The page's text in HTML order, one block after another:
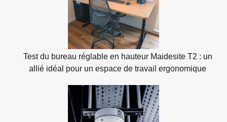
Test du bureau réglable en hauteur Maidesite T2 : un
allié idéal pour un espace de travail ergonomique